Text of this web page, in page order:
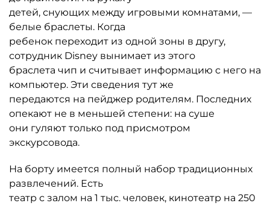
детей, снующих между игровыми комнатами, —
белые браслеты. Когда
ребенок переходит из одной зоны в другу,
сотрудник Disney вынимает из этого
браслета чип и считывает информацию с него на
компьютер. Эти сведения тут же
передаются на пейджер родителям. Последних
опекают не в меньшей степени: на суше
они гуляют только под присмотром
экскурсовода.
На борту имеется полный набор традиционных
развлечений. Есть
театр с залом на 1 тыс. человек, кинотеатр на 250